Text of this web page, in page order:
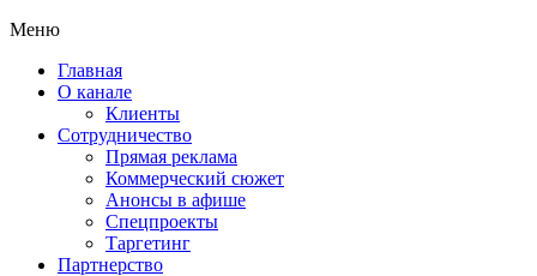
Меню
Главная
О канале
Клиенты
Сотрудничество
Прямая реклама
Коммерческий сюжет
Анонсы в афише
Cпецпроекты
Таргетинг
Партнерство